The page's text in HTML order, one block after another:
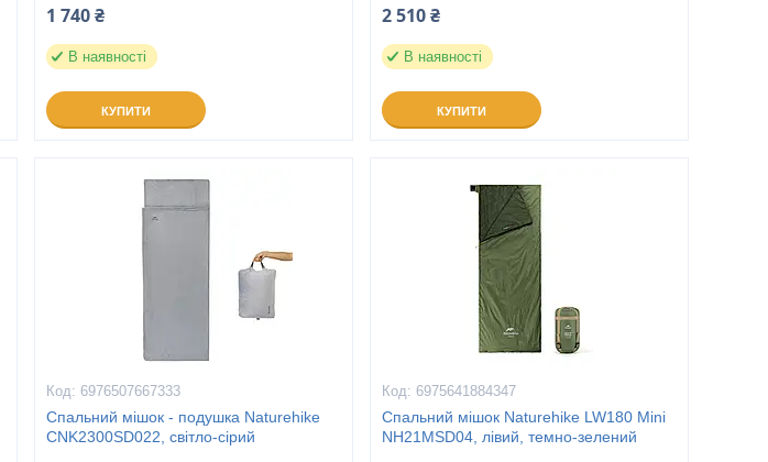
1 740 ₴
В наявності
КУПИТИ
2 510 ₴
В наявності
КУПИТИ
6976507667333
Спальний мішок - подушка Naturehike
CNK2300SD022, світло-сірий
6975641884347
Спальний мішок Naturehike LW180 Mini
NH21MSD04, лівий, темно-зелений